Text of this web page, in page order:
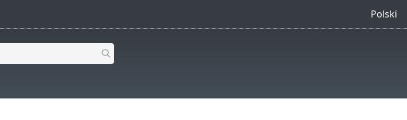
Polski